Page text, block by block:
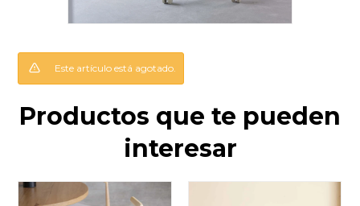
Este artículo está agotado.
Productos que te pueden
interesar